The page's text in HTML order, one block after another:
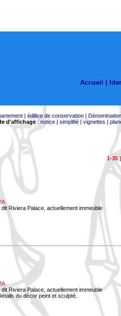
Accueil |
| édifice de conservation| Dénomination
d'affichage: notice| simplifié| vignettes |
1-35
Riviera Palace, actuellement immeuble
Riviera Palace, actuellement immeuble
du décor peint et sculpté.